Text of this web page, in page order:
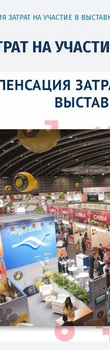
ЗАТРАТ НА УЧАСТИЕ В
НА